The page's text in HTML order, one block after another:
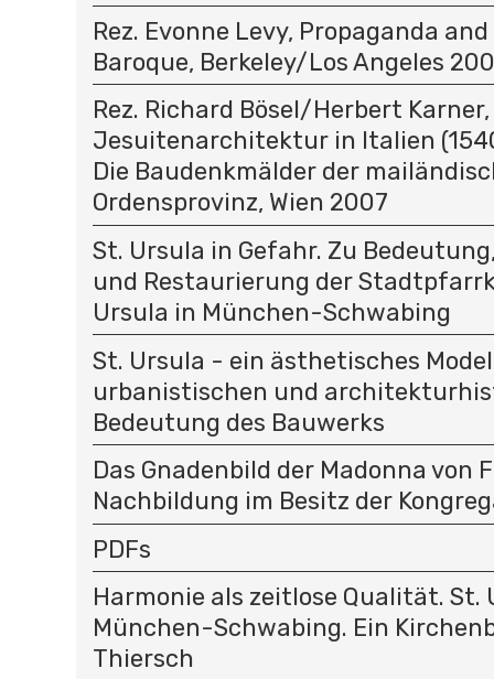
Rez. Evonne Levy, Propaganda
Baroque, Berkeley/Los Angeles
Rez. Richard Bösel/Herbert Karner,
Jesuitenarchitektur in Italien
Die Baudenkmälder der
Ordensprovinz, Wien 2007
St. Ursula in Gefahr. Zu
und Restaurierung der
Ursula in München-Schwabing
St. Ursula - ein ästhetisches
urbanistischen und
Bedeutung des Bauwerks
Das Gnadenbild der Madonna von
Nachbildung im Besitz der
PDFs
Harmonie als zeitlose Qualität. St.
München-Schwabing. Ein
Thiersch